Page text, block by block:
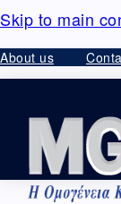
Skip to main
About us